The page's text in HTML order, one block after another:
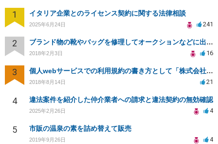
1 イタリア企業とのライセンス契約に関する法律相談
2025年6月24日 241
2 ブランド物の靴やバッグを修理してオークションなどに出品したりすることは商標権の侵害にあたりますか？
2018年2月3日 16
3 個人webサービスでの利用規約の書き方として「株式会社○○（以下当社）」と違う表現はありますか？
2018年8月14日 21
4 違法案件を紹介した仲介業者への請求と違法契約の無効確認
2025年2月26日 4
5 市販の温泉の素を詰め替えて販売
2019年9月26日 4